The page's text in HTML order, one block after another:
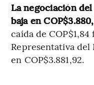
La negociación
baja en
caída de
Representativa
en COP$3.881,92.